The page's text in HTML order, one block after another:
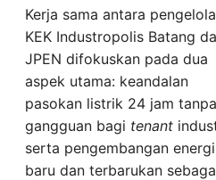
Kerja sama antara pengelola
KEK Industropolis Batang
JPEN difokuskan pada dua
aspek utama: keandalan
pasokan listrik 24 jam tanpa
gangguan bagi tenant
serta pengembangan energi
baru dan terbarukan